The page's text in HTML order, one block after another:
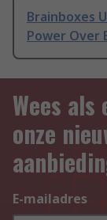
Brainboxes
Power Over
Wees
onze
E-mailadres